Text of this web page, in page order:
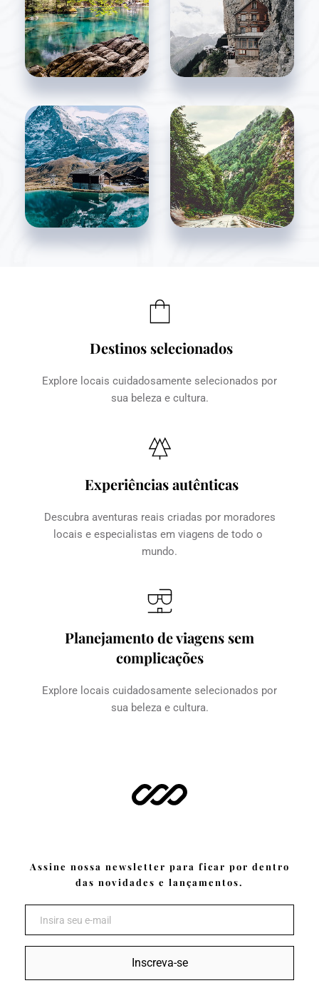
Destinos selecionados
Explore locais cuidadosamente selecionados por
sua beleza e cultura.
Experiências autênticas
Descubra aventuras reais criadas por moradores
locais e especialistas em viagens de todo o
mundo.
Planejamento de viagens sem
complicações
Explore locais cuidadosamente selecionados por
sua beleza e cultura.
Assine nossa newsletter para ficar por dentro
das novidades e lançamentos.
Inscreva-se